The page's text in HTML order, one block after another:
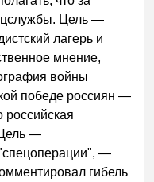
Цель —
лагерь и
мнение,
войны
победе россиян —
российская
—
—
гибель